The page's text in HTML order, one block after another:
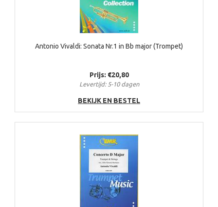
Antonio Vivaldi: Sonata Nr.1 in Bb major (Trompet)
Prijs: €20,80
Levertijd: 5-10 dagen
BEKIJK EN BESTEL